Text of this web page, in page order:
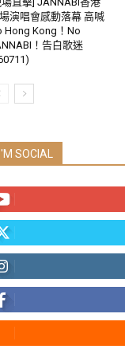
演唱會感動落幕 高喊
Hong Kong！No
！告白歌迷
I'M SOCIAL